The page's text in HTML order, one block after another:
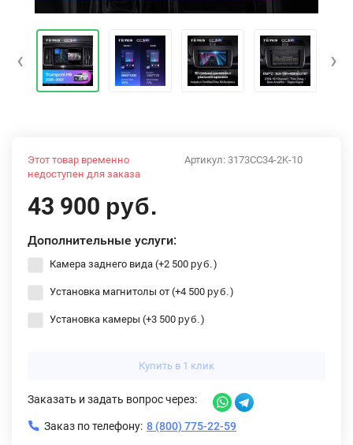
‹ ›
Артикул: 3173CC34-2K-10
Этот товар временно
недоступен для заказа
43 900 руб.
Дополнительные услуги:
Камера заднего вида (+2 500 руб. )
Установка магнитолы от (+4 500 руб. )
Установка камеры (+3 500 руб. )
Купить в 1 клик
Заказать и задать вопрос через:
Заказ по телефону: 8 (800) 775-22-59